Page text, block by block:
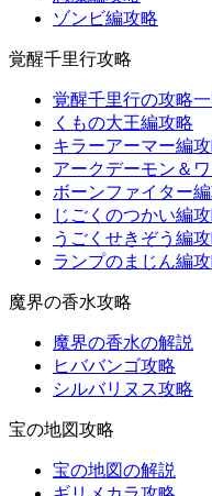
ゾンビ編攻略
覚醒千里行攻略
覚醒千里行の攻略
くもの大王編攻略
キラーアーマー編
アークデーモン＆
ボーンファイター
じごくのつかい編
うごくせきぞう編
ランプのまじん編
魔界の香水攻略
魔界の香水の解説
ヒババンゴ攻略
シルバリヌス攻略
宝の地図攻略
宝の地図の解説